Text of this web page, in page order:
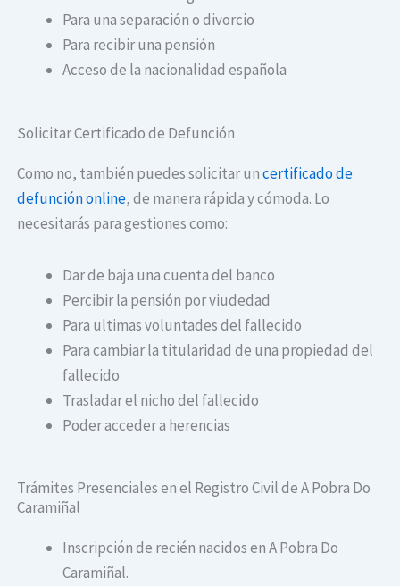
Para una separación o divorcio
Para recibir una pensión
Acceso de la nacionalidad española
Solicitar Certificado de Defunción
Como no, también puedes solicitar uncertificado de
defunción online, de manera rápida y cómoda. Lo
necesitarás para gestiones como:
Dar de baja una cuenta del banco
Percibir la pensión por viudedad
Para ultimas voluntades del fallecido
Para cambiar la titularidad de una propiedad del
fallecido
Trasladar el nicho del fallecido
Poder acceder a herencias
Trámites Presenciales en el Registro Civil de A Pobra Do
Caramiñal
Inscripción de recién nacidos en A Pobra Do
Caramiñal.